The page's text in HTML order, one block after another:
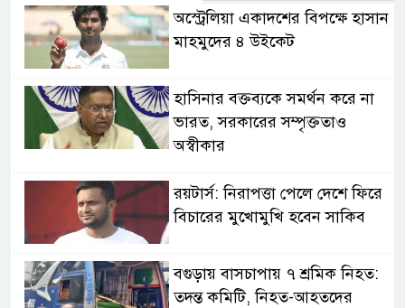
অস্ট্রেলিয়া একাদশের বিপক্ষে হাসান
মাহমুদের ৪ উইকেট
হাসিনার বক্তব্যকে সমর্থন করে না
ভারত, সরকারের সম্পৃক্ততাও
অস্বীকার
রয়টার্স: নিরাপত্তা পেলে দেশে ফিরে
বিচারের মুখোমুখি হবেন সাকিব
বগুড়ায় বাসচাপায় ৭ শ্রমিক নিহত:
তদন্ত কমিটি, নিহত-আহতদের